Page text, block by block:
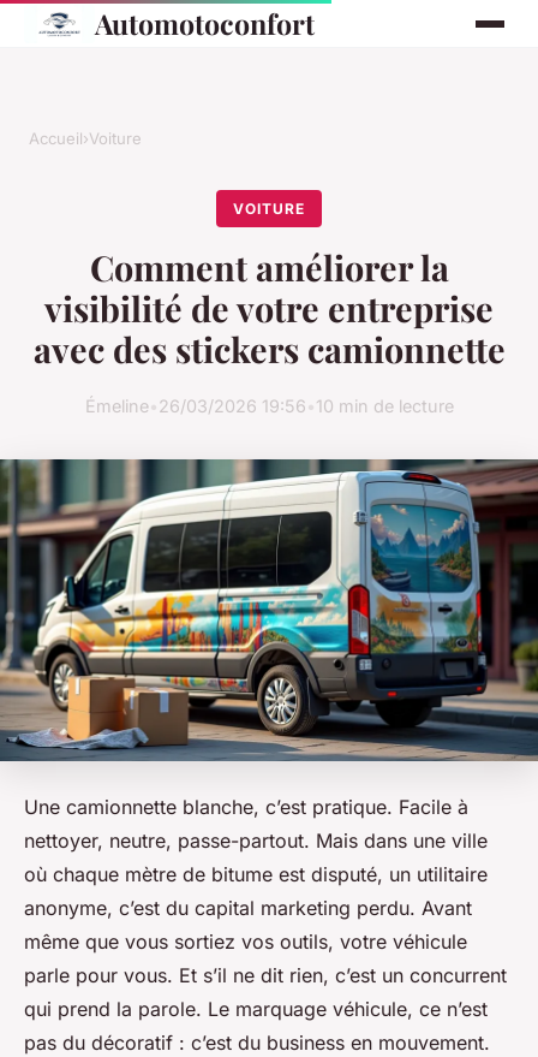
Automotoconfort
Accueil›Voiture
VOITURE
Comment améliorer la
visibilité de votre entreprise
avec des stickers camionnette
Émeline•26/03/2026 19:56•10 min de lecture
Une camionnette blanche, c’est pratique. Facile à
nettoyer, neutre, passe-partout. Mais dans une ville
où chaque mètre de bitume est disputé, un utilitaire
anonyme, c’est du capital marketing perdu. Avant
même que vous sortiez vos outils, votre véhicule
parle pour vous. Et s’il ne dit rien, c’est un concurrent
qui prend la parole. Le marquage véhicule, ce n’est
pas du décoratif : c’est du business en mouvement.